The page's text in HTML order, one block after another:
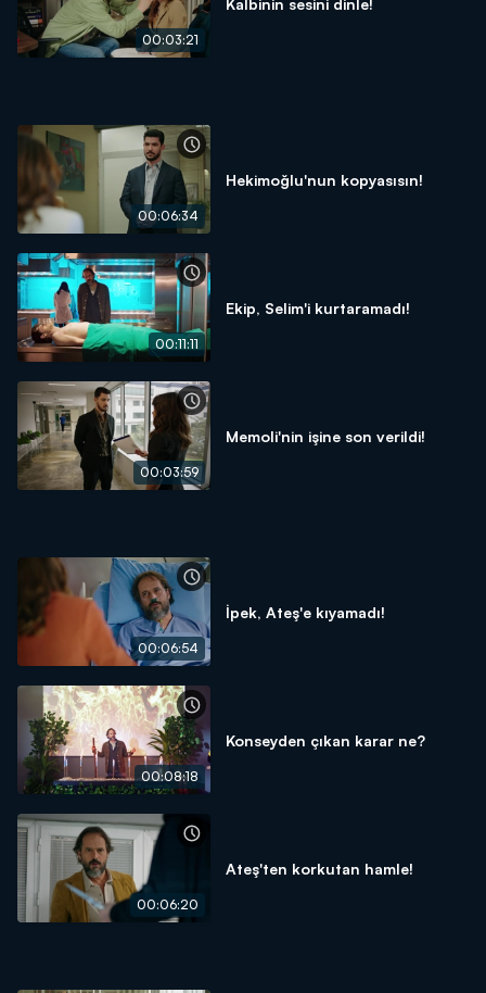
00:03:21
00:06:34
Hekimoğlu'nun kopyasısın!
00:11:11
Ekip, Selim'i kurtaramadı!
00:03:59
Memoli'nin işine son verildi!
00:06:54
İpek, Ateş'e kıyamadı!
00:08:18
Konseyden çıkan karar ne?
00:06:20
Ateş'ten korkutan hamle!